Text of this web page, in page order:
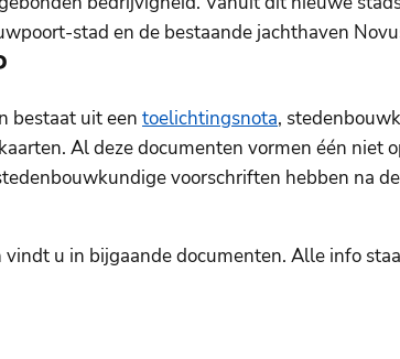
stad en de bestaande jachthaven
bestaat uit een toelichtingsnota,
Al deze documenten vormen één niet
voorschriften hebben na
vindt u in bijgaande documenten. Alle info